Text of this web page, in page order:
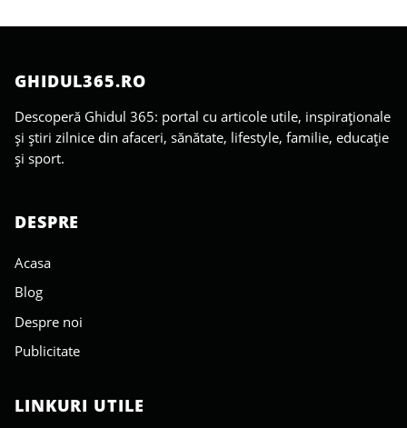
GHIDUL365.RO
Descoperă Ghidul 365: portal cu articole utile, inspiraționale
și știri zilnice din afaceri, sănătate, lifestyle, familie, educație
și sport.
DESPRE
Acasa
Blog
Despre noi
Publicitate
LINKURI UTILE